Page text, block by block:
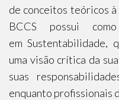
de conceitos teóricos
BCCS possui
em Sustentabilidade,
uma visão crítica da
suas
enquanto profissionais